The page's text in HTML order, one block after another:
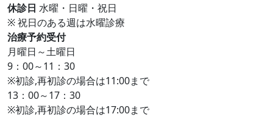
休診日 水曜・日曜・祝日
※ 祝日のある週は水曜診療
治療予約受付
月曜日～土曜日
9：00～11：30
※初診,再初診の場合は11:00まで
13：00～17：30
※初診,再初診の場合は17:00まで